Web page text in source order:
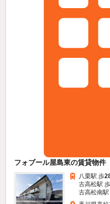
フォブール屋島東の賃貸物件
八栗駅 歩
古高松駅 歩
古高松南駅